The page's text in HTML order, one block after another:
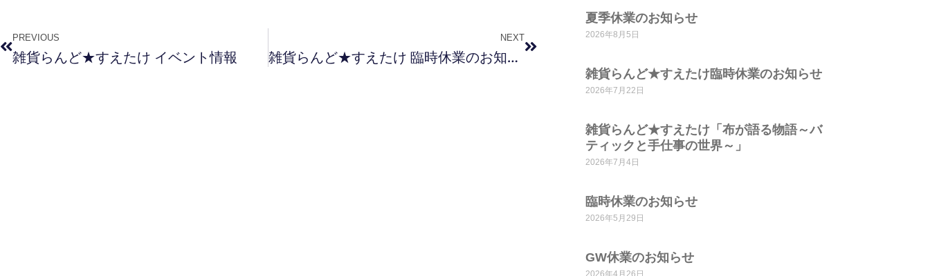
PREVIOUS
雑貨らんど★すえたけ イベント情報
NEXT
雑貨らんど★すえたけ 臨時休業のお知らせ
夏季休業のお知らせ
2026年8月5日
雑貨らんど★すえたけ臨時休業のお知らせ
2026年7月22日
雑貨らんど★すえたけ「布が語る物語～バ
ティックと手仕事の世界～」
2026年7月4日
臨時休業のお知らせ
2026年5月29日
GW休業のお知らせ
2026年4月26日